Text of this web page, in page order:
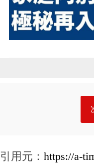
引用元： https://a-